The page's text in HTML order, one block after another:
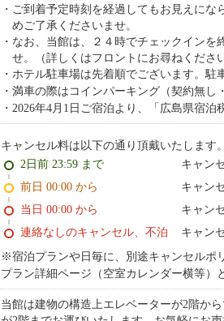
ご到着予定時刻を経過してもお見えにな
めご了承くださいませ。
なお、当館は、２４時でチェックインを
せ。（詳しくはフロントにお尋ねくださ
ホテル駐車場は先着順でございます。駐
満車の際はコインパーキング（契約無
2026年4月1日ご宿泊より、「広島県宿泊
キャンセル料は以下の通り頂戴いたします。
2日前 23:59 まで
キャン
前日 00:00 から
キャン
当日 00:00 から
キャン
連絡なしのキャンセル、不泊
キャン
※宿泊プランや日毎に、別途キャンセルポ
プラン詳細ページ（空室カレンダー横等）
当館は建物の構造上エレベーターが2階か